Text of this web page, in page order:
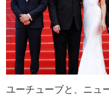
ユーチューブと、ニュ